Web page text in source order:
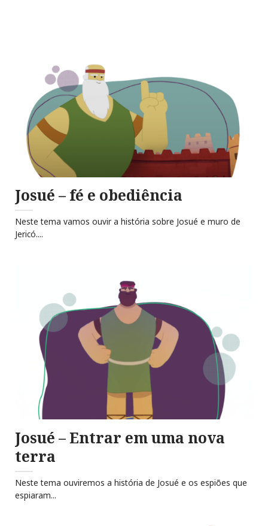
Josué – fé e obediência
Neste tema vamos ouvir a história sobre Josué e muro de
Jericó....
Josué – Entrar em uma nova
terra
Neste tema ouviremos a história de Josué e os espiões que
espiaram...